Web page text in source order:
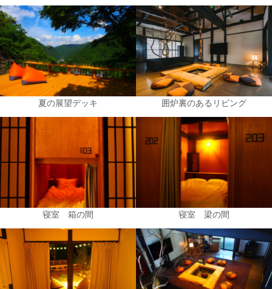
夏の展望デッキ 囲炉裏のあるリビング
寝室 箱の間 寝室 梁の間